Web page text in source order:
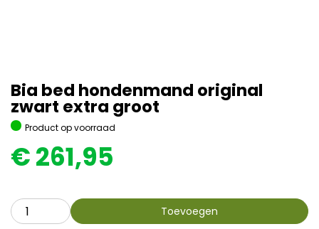
Bia bed hondenmand original
zwart extra groot
Product op voorraad
€261,95
Toevoegen